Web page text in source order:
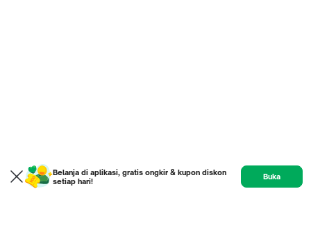
Belanja di aplikasi, gratis ongkir & kupon diskon
setiap hari!
Buka